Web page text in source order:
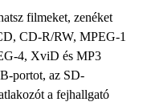
filmeket, zenéket
CD-R/RW, MPEG-1
4, XviD és MP3
portot, az SD-
a fejhallgató